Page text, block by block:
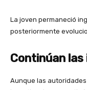
La joven permaneció
posteriormente
Continúan
Aunque las